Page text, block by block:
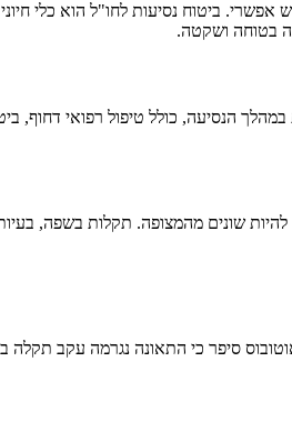
ביטוח נסיעות לחו"ל הוא כלי
בטוחה ושקטה.
במהלך הנסיעה, כולל טיפול רפואי
שונים מהמצופה. תקלות בשפה,
נהג האוטובוס סיפר כי התאונה